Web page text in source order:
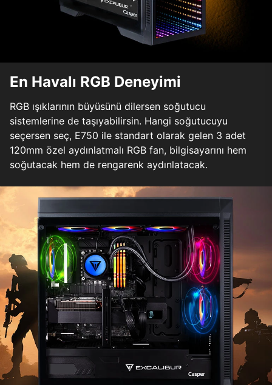
En Havalı RGB Deneyimi
RGB ışıklarının büyüsünü dilersen soğutucu
sistemlerine de taşıyabilirsin. Hangi soğutucuyu
seçersen seç, E750 ile standart olarak gelen 3 adet
120mm özel aydınlatmalı RGB fan, bilgisayarını hem
soğutacak hem de rengarenk aydınlatacak.